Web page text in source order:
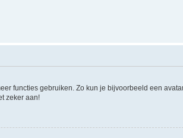
functies gebruiken. Zo kun je bijvoorbeeld een
zeker aan!